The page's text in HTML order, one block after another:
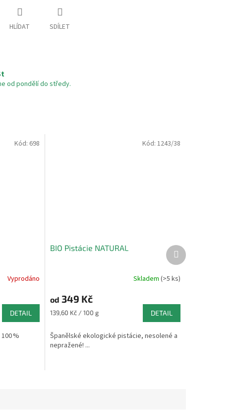
HLÍDAT SDÍLET
od pondělí do středy.
Vyprodáno
DETAIL
%
Kód: 698
BIO Pistácie NATURAL
produktu
je
5,0
5
hvězdiček.
Skladem(>5 ks)
od 349 Kč
Měrná
139,60 Kč / 100 g DETAIL
Španělské ekologické pistácie, nesolené a
nepražené! ...
Kód: 1243/38
Další
produkt